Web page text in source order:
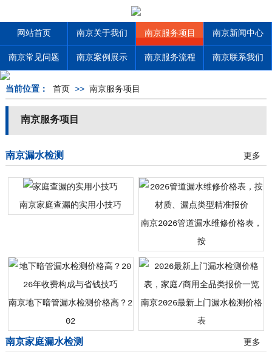
网站首页 南京关于我们 南京服务项目 南京新闻中心
南京常见问题 南京案例展示 南京服务流程 南京联系我们
当前位置： 首页 >> 南京服务项目
南京服务项目
更多
南京漏水检测
南京家庭查漏的实用小技巧
南京2026管道漏水维修价格表，
按
南京地下暗管漏水检测价格高？2
02
南京2026最新上门漏水检测价格
表
更多
南京家庭漏水检测